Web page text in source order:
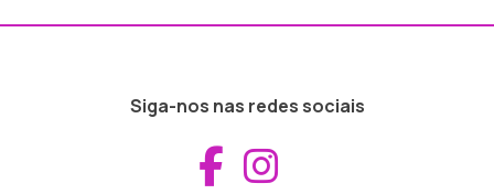
Siga-nos nas redes sociais
Aceder ao